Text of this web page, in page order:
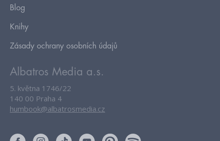
Blog
Knihy
Zásady ochrany osobních údajů
Albatros Media a.s.
5. května 1746/22
140 00 Praha 4
humbook@albatrosmedia.cz